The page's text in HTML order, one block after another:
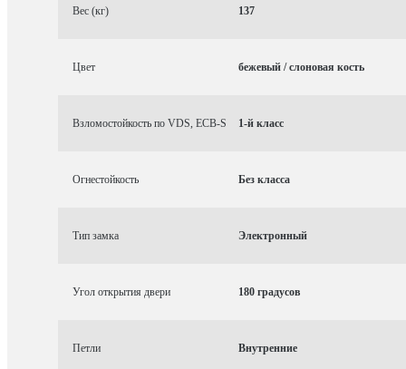
Вес (кг) 137
Цвет бежевый / слоновая кость
Взломостойкость по VDS, ECB-S 1-й класс
Огнестойкость Без класса
Тип замка Электронный
Угол открытия двери 180 градусов
Петли Внутренние